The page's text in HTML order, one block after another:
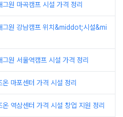
원 마곡캠프 시설 가격 정리
그원 강남캠프 위치&middot;시설&mi
원 서울역캠프 시설 가격 정리
마포센터 가격 시설 정리
역삼센터 가격 시설 창업 지원 정리